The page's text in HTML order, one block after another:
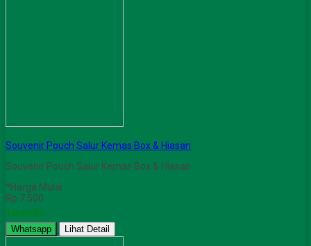
Souvenir Pouch Salur Kemas Box & Hiasan
Souvenir Pouch Salur Kemas Box & Hiasan
*Harga Mulai
Rp 7.500
Tersedia
Whatsapp Lihat Detail